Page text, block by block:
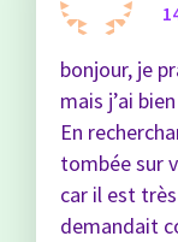
bonjour, je
mais j’ai
En
tombée sur
car il est
demandait